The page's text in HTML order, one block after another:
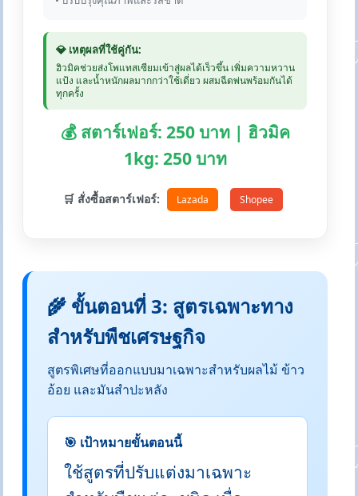
💎 เหตุผลที่ใช้คู่กัน:
ฮิวมิคช่วยส่งโพแทสเซียมเข้าสู่ผลได้เร็วขึ้น เพิ่มความหวาน
แป้ง และน้ำหนักผลมากกว่าใช้เดี่ยว ผสมฉีดพ่นพร้อมกันได้
ทุกครั้ง
💰 สตาร์เฟอร์: 250 บาท | ฮิวมิค
1kg: 250 บาท
🛒 สั่งซื้อสตาร์เฟอร์: Lazada Shopee
🌾 ขั้นตอนที่ 3: สูตรเฉพาะทาง
สำหรับพืชเศรษฐกิจ
สูตรพิเศษที่ออกแบบมาเฉพาะสำหรับผลไม้ ข้าว
อ้อย และมันสำปะหลัง
🎯 เป้าหมายขั้นตอนนี้
ใช้สูตรที่ปรับแต่งมาเฉพาะ